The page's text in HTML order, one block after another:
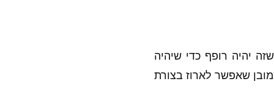
יהיה רופף כדי שיהיה
שאפשר לארוז בצורת